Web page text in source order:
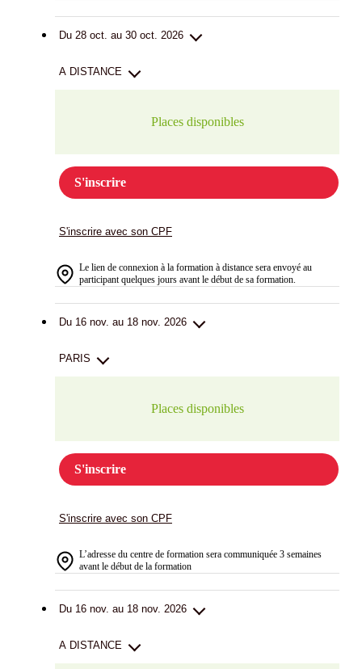
Du 28 oct. au 30 oct. 2026
A DISTANCE
Places disponibles
S'inscrire
S'inscrire avec son CPF
Le lien de connexion à la formation à distance sera envoyé au
participant quelques jours avant le début de sa formation.
Du 16 nov. au 18 nov. 2026
PARIS
Places disponibles
S'inscrire
S'inscrire avec son CPF
L’adresse du centre de formation sera communiquée 3 semaines
avant le début de la formation
Du 16 nov. au 18 nov. 2026
A DISTANCE